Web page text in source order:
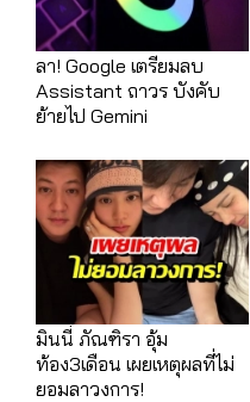
ลา! Google เตรียมลบ
Assistant ถาวร บังคับ
ย้ายไป Gemini
มินนี่ ภัณฑิรา อุ้ม
ท้อง3เดือน เผยเหตุผลที่ไม่
ยอมลาวงการ!